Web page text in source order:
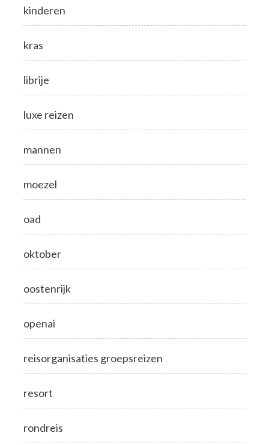
kinderen
kras
librije
luxe reizen
mannen
moezel
oad
oktober
oostenrijk
openai
reisorganisaties groepsreizen
resort
rondreis